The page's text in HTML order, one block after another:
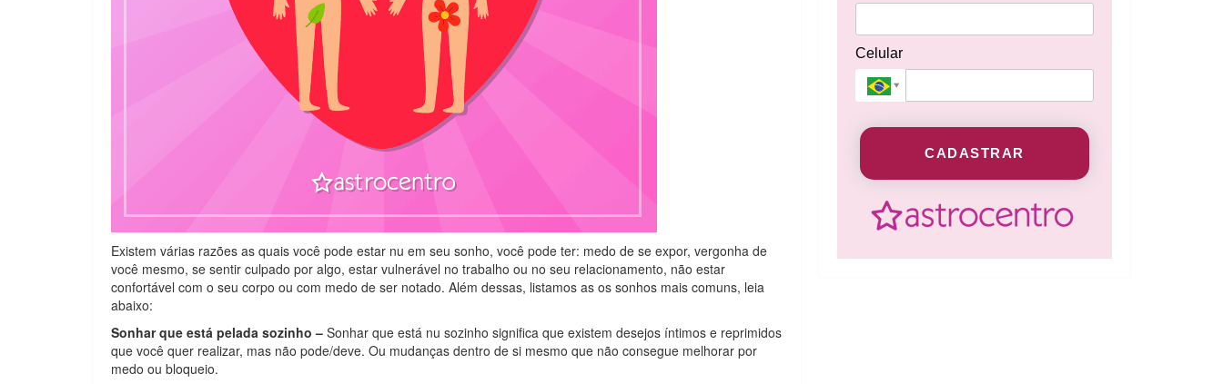
Existem várias razões as quais você pode estar nu em seu sonho, você pode ter: medo de se expor, vergonha de
você mesmo, se sentir culpado por algo, estar vulnerável no trabalho ou no seu relacionamento, não estar
confortável com o seu corpo ou com medo de ser notado. Além dessas, listamos as os sonhos mais comuns, leia
abaixo:
Sonhar que está pelada sozinho – Sonhar que está nu sozinho significa que existem desejos íntimos e reprimidos
que você quer realizar, mas não pode/deve. Ou mudanças dentro de si mesmo que não consegue melhorar por
medo ou bloqueio.
Celular
CADASTRAR